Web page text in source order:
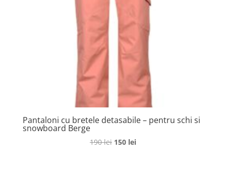
Pantaloni cu bretele detasabile – pentru schi si
snowboard Berge
190lei Prețul
150 leiPrețul